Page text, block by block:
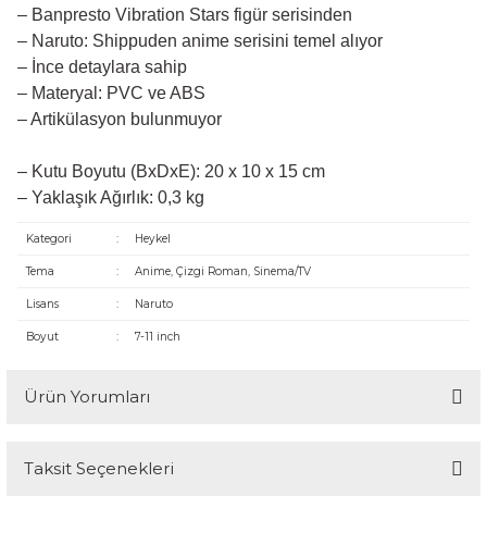
– Banpresto Vibration Stars figür serisinden
– Naruto: Shippuden anime serisini temel alıyor
– İnce detaylara sahip
– Materyal: PVC ve ABS
– Artikülasyon bulunmuyor
– Kutu Boyutu (BxDxE): 20 x 10 x 15 cm
– Yaklaşık Ağırlık: 0,3 kg
Kategori : Heykel
Tema : Anime, Çizgi Roman, Sinema/TV
Lisans : Naruto
Boyut : 7-11 inch
Ürün Yorumları
Bu ürüne ilk yorumu siz yapın!
Taksit Seçenekleri